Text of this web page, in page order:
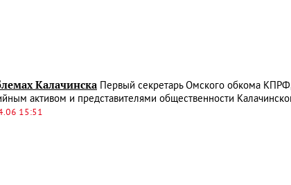
Калачинска Первый секретарь Омского обкома
активом и представителями общественности
15:51